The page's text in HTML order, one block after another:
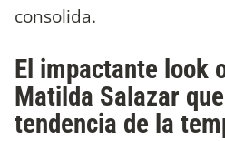
consolida.
El impactante look
Matilda Salazar
tendencia de la